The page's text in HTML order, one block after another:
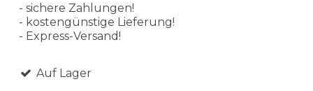
- sichere Zahlungen!
- kostengünstige Lieferung!
- Express-Versand!
Auf Lager